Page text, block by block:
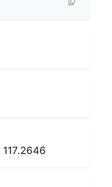
117.2646